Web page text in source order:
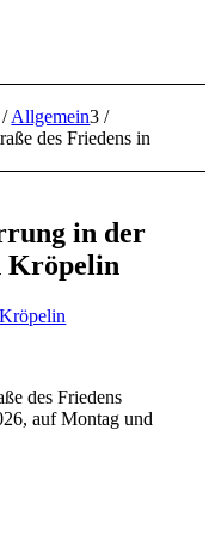
/ Allgemein3 /
des Friedens in
in der
Kröpelin
des Friedens
auf Montag und